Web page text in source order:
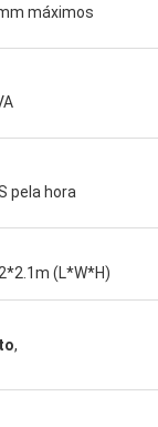
máximos
pela hora
(L*W*H)
,